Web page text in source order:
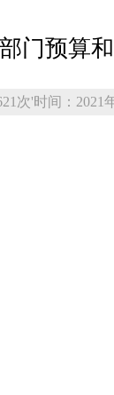
门预算
次'时间：2021